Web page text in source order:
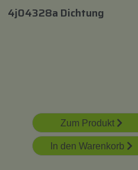
4j04328a Dichtung
Zum Produkt
In den Warenkorb